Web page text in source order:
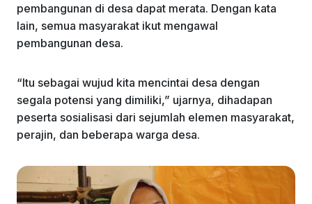
pembangunan di desa dapat merata. Dengan kata
lain, semua masyarakat ikut mengawal
pembangunan desa.
“Itu sebagai wujud kita mencintai desa dengan
segala potensi yang dimiliki,” ujarnya, dihadapan
peserta sosialisasi dari sejumlah elemen masyarakat,
perajin, dan beberapa warga desa.